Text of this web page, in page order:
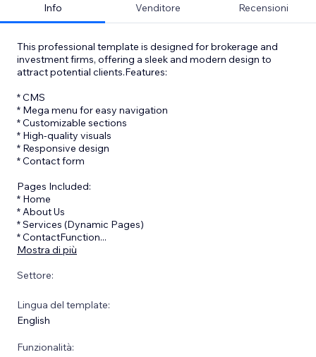
Info Venditore Recensioni
This professional template is designed for brokerage and
investment firms, offering a sleek and modern design to
attract potential clients.Features:
* CMS
* Mega menu for easy navigation
* Customizable sections
* High-quality visuals
* Responsive design
* Contact form
Pages Included:
* Home
* About Us
* Services (Dynamic Pages)
* ContactFunction...
Mostra di più
Settore:
Lingua del template:
English
Funzionalità: